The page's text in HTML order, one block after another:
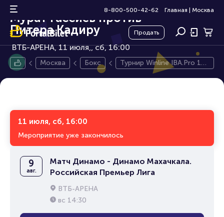
8-800-500-42-62 Главная Москва
Продать
Турнир Winline IBA.Pro 19.
Мурат Гассиев против
Питера Кадиру
ВТБ-АРЕНА, 11 июля,
12+
сб, 16:00
Москва Бокс
Турнир Winline IBA.Pro 19.
Мурат Гассиев против Пи
11 июля, сб, 16:00
Мероприятие уже закончилось
9
авг.
Матч Динамо - Динамо Махачкала.
Российская Премьер Лига
ВТБ-АРЕНА
вс 14:30